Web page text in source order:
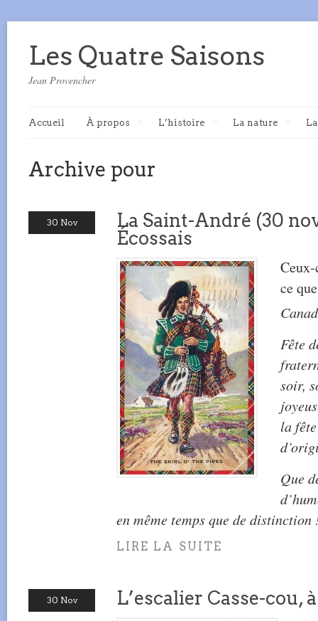
Les Quatre Saisons
Jean Provencher
Accueil À propos L’histoire La nature
Archive pour
30 Nov
La Saint-André (30
Écossais
ce
Fête
soir,
la
Que
en même temps que de distinction
LIRE LA SUITE
30 Nov L’escalier Casse-cou,